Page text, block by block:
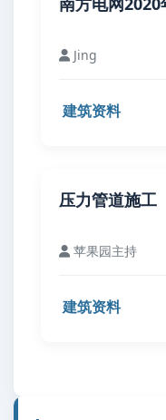
Jing
建筑资料
压力管道施工
苹果园主持
建筑资料